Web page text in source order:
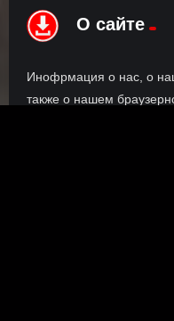
О сайте
Инофрмация о нас, о
также о нашем